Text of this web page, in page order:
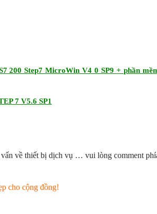
200 Step7 MicroWin V4 0 SP9 + phần
7 V5.6 SP1
vấn về thiết bị dịch vụ … vui lòng comment
cho cộng đồng!